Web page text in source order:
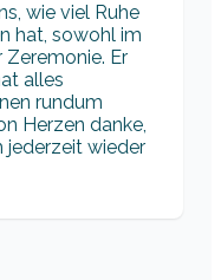
wie viel Ruhe
hat, sowohl im
Er
alles
rundum
Herzen danke,
jederzeit wieder